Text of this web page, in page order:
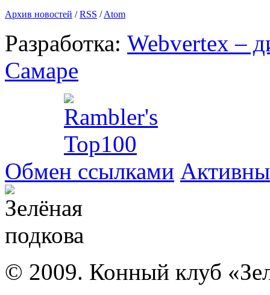
Архив новостей /RSS /Atom
Разработка: Webvertex –
Самаре
Обмен ссылками
© 2009. Конный клуб